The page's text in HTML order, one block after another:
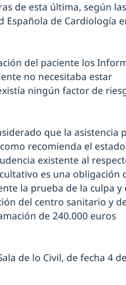
de esta última, según
Española de Cardiología
del paciente los
no necesitaba estar
ningún factor de
que la asistencia
recomienda el
existente al
es una obligación
la prueba de la culpa y
del centro sanitario y
de 240.000 euros
de lo Civil, de fecha 4